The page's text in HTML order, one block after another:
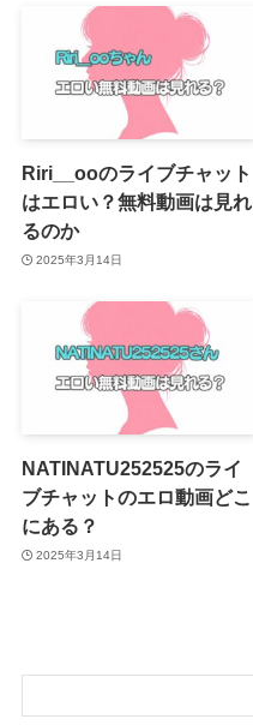
Riri__ooのライブチャット
はエロい？無料動画は見れ
るのか
2025年3月14日
NATINATU252525のライ
ブチャットのエロ動画どこ
にある？
2025年3月14日